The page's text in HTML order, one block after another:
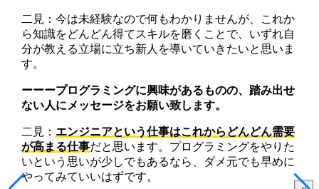
二見：今は未経験なので何もわかりませんが、これか
ら知識をどんどん得てスキルを磨くことで、いずれ自
分が教える立場に立ち新人を導いていきたいと思いま
す。
ーーープログラミングに興味があるものの、踏み出せ
ない人にメッセージをお願い致します。
二見： エンジニアという仕事はこれからどんどん需要
が高まる仕事だと思います。プログラミングをやりた
いという思いが少しでもあるなら、ダメ元でも早めに
やってみていいはずです。